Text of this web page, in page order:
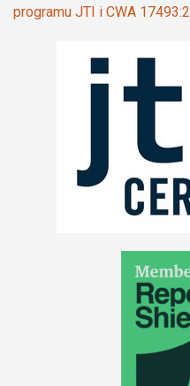
programu JTI i CWA